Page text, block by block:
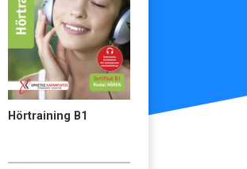
Hörtraining B1